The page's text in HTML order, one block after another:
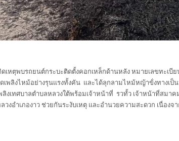
ตุพบรถยนต์กระบะติดตั้งคอกเหล็กด้านหลัง หมายเลขทะเบีย
ดเพลิงไหม้อย่างรุนแรงทั้งคัน และได้ลุกลามไหม้หญ้าข้่งทางเป็
ลิงเทศบาลตำบลหลวงใต้พร้อมเจ้าหน้าที่ รวทั้ว เจ้าหน้าที่สมา
วงอำเภองาว ช่วยกันระงับเหตุ และอำนวยความสะดวก เนื่อง